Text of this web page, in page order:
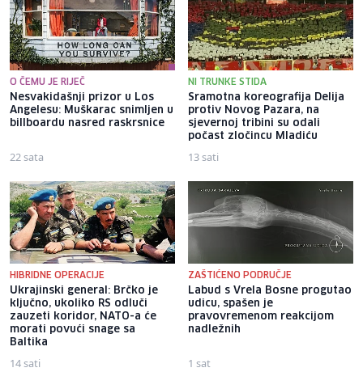
O ČEMU JE RIJEČ
Nesvakidašnji prizor u Los
Angelesu: Muškarac snimljen u
billboardu nasred raskrsnice
22 sata
NI TRUNKE STIDA
Sramotna koreografija Delija
protiv Novog Pazara, na
sjevernoj tribini su odali
počast zločincu Mladiću
13 sati
HIBRIDNE OPERACIJE
Ukrajinski general: Brčko je
ključno, ukoliko RS odluči
zauzeti koridor, NATO-a će
morati povući snage sa
Baltika
14 sati
ZAŠTIĆENO PODRUČJE
Labud s Vrela Bosne progutao
udicu, spašen je
pravovremenom reakcijom
nadležnih
1 sat